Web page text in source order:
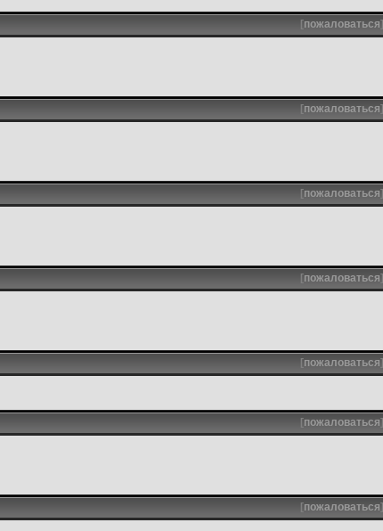
[пожаловаться]
[пожаловаться]
[пожаловаться]
[пожаловаться]
[пожаловаться]
[пожаловаться]
[пожаловаться]